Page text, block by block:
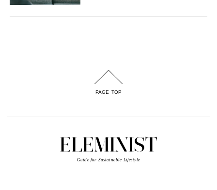
PAGE TOP
Guide for Sustainable Lifestyle